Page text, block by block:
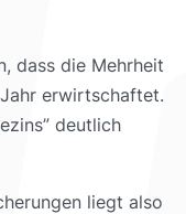
dass die Mehrheit
erwirtschaftet.
deutlich
liegt also